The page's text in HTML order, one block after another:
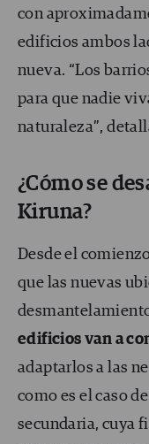
con
edificios ambos
nueva. “Los
para que nadie
naturaleza”,
¿Cómo se
Kiruna?
Desde el
que las nuevas
edificios van a
adaptarlos a las
como es el caso
secundaria, cuya